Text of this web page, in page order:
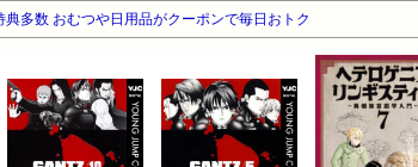
典多数 おむつや日用品がクーポンで毎日おトク